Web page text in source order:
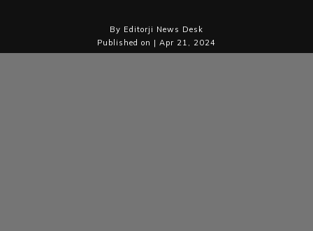
By Editorji News Desk
Published on | Apr 21, 2024